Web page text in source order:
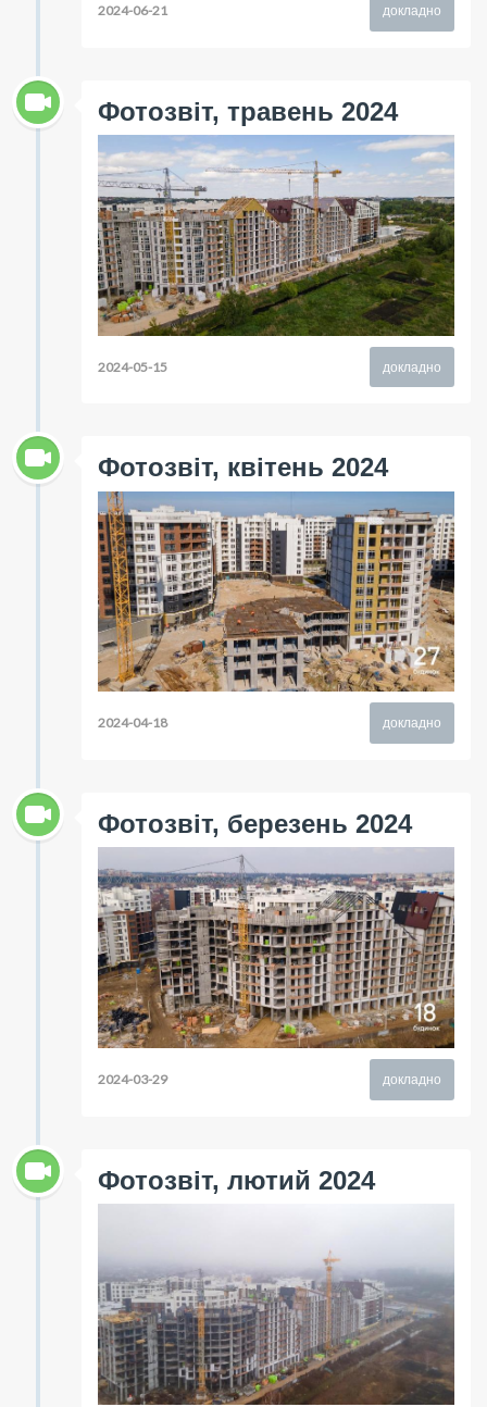
докладно
2024-06-21
Фотозвіт, травень 2024
докладно
2024-05-15
Фотозвіт, квітень 2024
докладно
2024-04-18
Фотозвіт, березень 2024
докладно
2024-03-29
Фотозвіт, лютий 2024